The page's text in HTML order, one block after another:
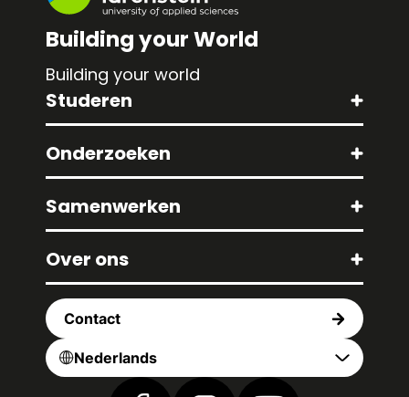
Building your World
Building your world
Studeren
Onderzoeken
Samenwerken
Over ons
Contact
Nederlands